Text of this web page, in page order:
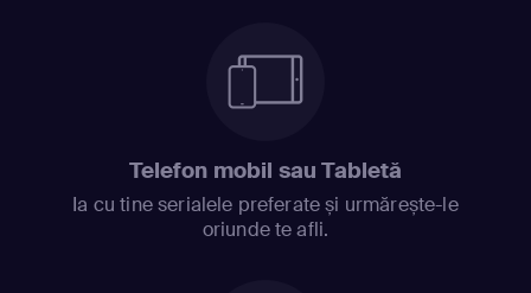
Telefon mobil sau Tabletă
Ia cu tine serialele preferate și urmărește-le
oriunde te afli.